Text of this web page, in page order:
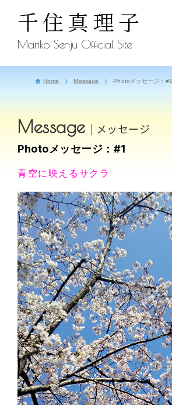
千住真理子
Mariko Senju Official Site
Home Message Photoメッセージ：#1
Message
メッセージ
Photoメッセージ：#1
青空に映えるサクラ